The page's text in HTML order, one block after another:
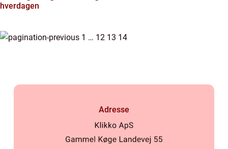
hverdagen
1 … 12 13 14
Adresse